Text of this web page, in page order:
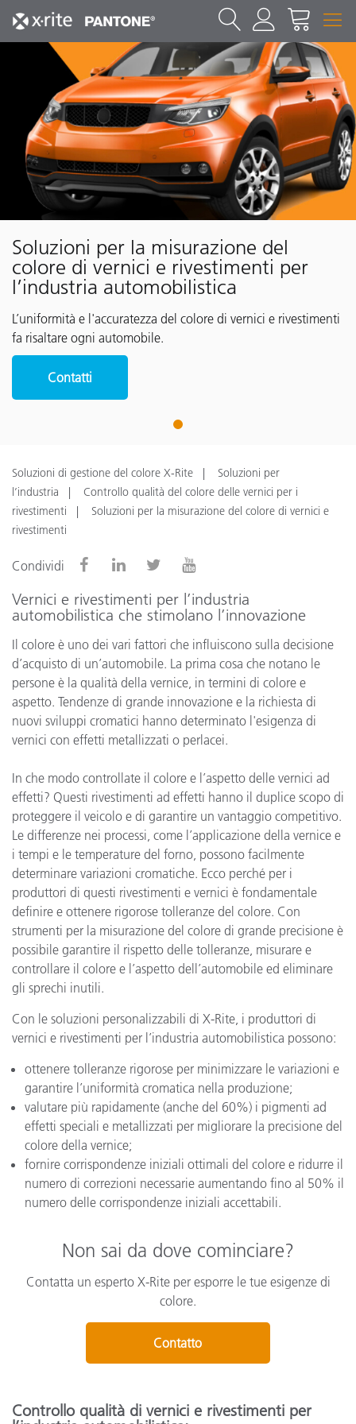
Soluzioni per la misurazione del
colore di vernici e rivestimenti per
l’industria automobilistica
L’uniformità e l'accuratezza del colore di vernici e rivestimenti
fa risaltare ogni automobile.
Contatti
1
Soluzioni di gestione del colore X-Rite
Soluzioni per
l’industria
Controllo qualità del colore delle vernici per i
rivestimenti
Soluzioni per la misurazione del colore di vernici e
rivestimenti
Condividi
Vernici e rivestimenti per l’industria
automobilistica che stimolano l’innovazione
Il colore è uno dei vari fattori che influiscono sulla decisione
d’acquisto di un’automobile. La prima cosa che notano le
persone è la qualità della vernice, in termini di colore e
aspetto. Tendenze di grande innovazione e la richiesta di
nuovi sviluppi cromatici hanno determinato l'esigenza di
vernici con effetti metallizzati o perlacei.
In che modo controllate il colore e l’aspetto delle vernici ad
effetti? Questi rivestimenti ad effetti hanno il duplice scopo di
proteggere il veicolo e di garantire un vantaggio competitivo.
Le differenze nei processi, come l’applicazione della vernice e
i tempi e le temperature del forno, possono facilmente
determinare variazioni cromatiche. Ecco perché per i
produttori di questi rivestimenti e vernici è fondamentale
definire e ottenere rigorose tolleranze del colore. Con
strumenti per la misurazione del colore di grande precisione è
possibile garantire il rispetto delle tolleranze, misurare e
controllare il colore e l’aspetto dell’automobile ed eliminare
gli sprechi inutili.
Con le soluzioni personalizzabili di X-Rite, i produttori di
vernici e rivestimenti per l’industria automobilistica possono:
ottenere tolleranze rigorose per minimizzare le variazioni e
garantire l’uniformità cromatica nella produzione;
valutare più rapidamente (anche del 60%) i pigmenti ad
effetti speciali e metallizzati per migliorare la precisione del
colore della vernice;
fornire corrispondenze iniziali ottimali del colore e ridurre il
numero di correzioni necessarie aumentando fino al 50% il
numero delle corrispondenze iniziali accettabili.
Non sai da dove cominciare?
Contatta un esperto X-Rite per esporre le tue esigenze di
colore.
Contatto
Controllo qualità di vernici e rivestimenti per